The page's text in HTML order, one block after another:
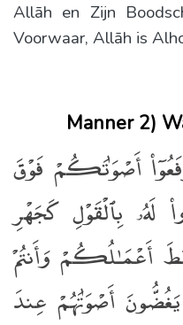
Allāh en Zijn
Voorwaar, Allāh is
Manner 2)
أَصْوَٰتَكُمْ فَوْقَ
لَهُۥ بِٱلْقَوْلِ كَجَهْرِ
أَعْمَـٰلُكُمْ وَأَنتُمْ
أَصْوَٰتَهُمْ عِندَ